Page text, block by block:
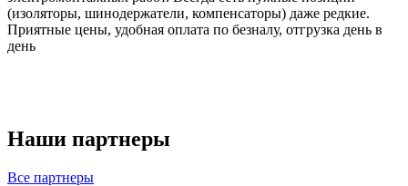
(изоляторы, шинодержатели, компенсаторы) даже редкие.
Приятные цены, удобная оплата по безналу, отгрузка день в
день
Наши партнеры
Все партнеры